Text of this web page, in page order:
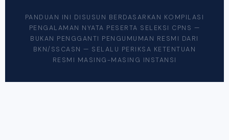
PANDUAN INI DISUSUN BERDASARKAN KOMPILASI
PENGALAMAN NYATA PESERTA SELEKSI CPNS —
BUKAN PENGGANTI PENGUMUMAN RESMI DARI
BKN/SSCASN — SELALU PERIKSA KETENTUAN
RESMI MASING-MASING INSTANSI